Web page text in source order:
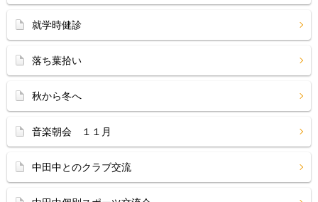
就学時健診
落ち葉拾い
秋から冬へ
音楽朝会 １１月
中田中とのクラブ交流